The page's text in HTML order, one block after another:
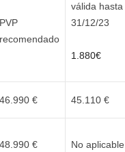
PVP
recomendado
válida hasta
31/12/23
1.880€
46.990 € 45.110 €
48.990 € No aplicable